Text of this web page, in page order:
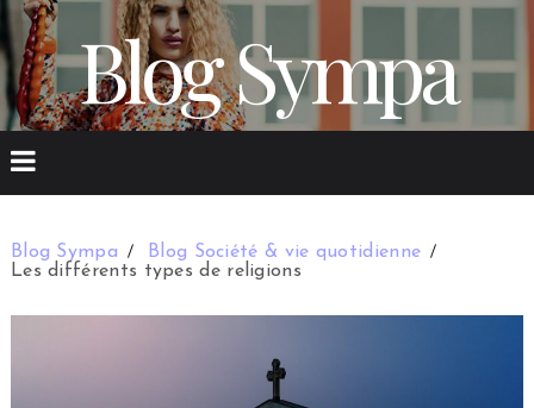
Blog Sympa
Blog Sympa
Blog Société & vie quotidienne
Les différents types de religions